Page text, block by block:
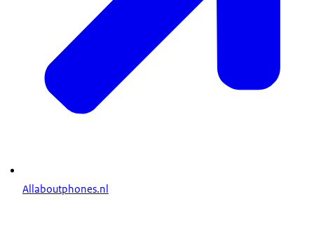
Allaboutphones.nl